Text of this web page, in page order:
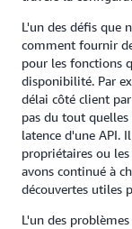
L'un des défis que
comment fournir
pour les fonctions
disponibilité. Par
délai côté client
pas du tout
latence d'une API.
propriétaires ou
avons continué à
découvertes utiles
L'un des